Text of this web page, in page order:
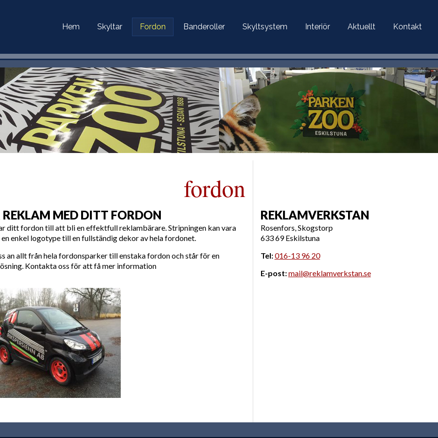
Hem Skyltar Fordon Banderoller Skyltsystem Interiör Aktuellt Kontakt
fordon
REKLAM MED DITT FORDON
ditt fordon till att bli en effektfull reklambärare. Stripningen kan vara
enkel logotype till en fullständig dekor av hela fordonet.
an allt från hela fordonsparker till enstaka fordon och står för en
Kontakta oss för att få mer information
REKLAMVERKSTAN
Rosenfors, Skogstorp
633 69 Eskilstuna
Tel:016-13 96 20
E-post:mail@reklamverkstan.se